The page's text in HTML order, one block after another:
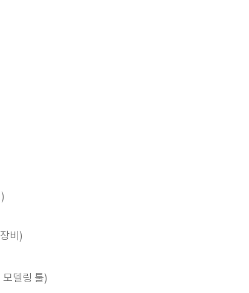
비)
델링 툴)